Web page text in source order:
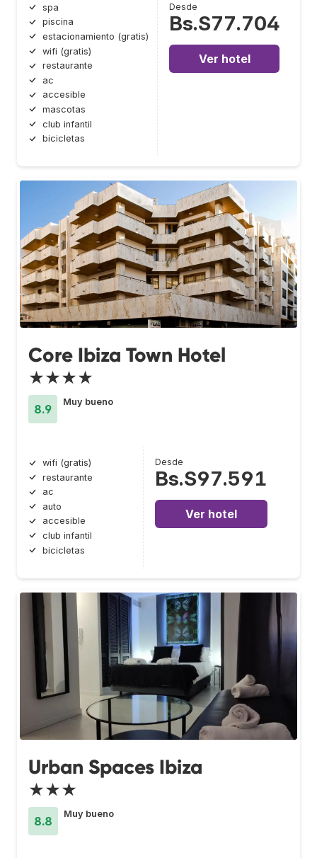
spa
piscina
estacionamiento (gratis)
wifi (gratis)
restaurante
ac
accesible
mascotas
club infantil
bicicletas
Desde
Bs.S77.704
Ver hotel
Core Ibiza Town Hotel
★★★★
8.9
Muy bueno
wifi (gratis)
restaurante
ac
auto
accesible
club infantil
bicicletas
Desde
Bs.S97.591
Ver hotel
Urban Spaces Ibiza
★★★
8.8
Muy bueno